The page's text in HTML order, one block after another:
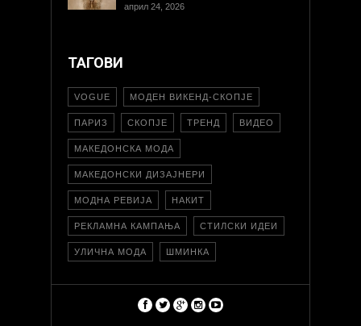
април 24, 2026
ТАГОВИ
VOGUE МОДЕН ВИКЕНД-СКОПЈЕ
ПАРИЗ СКОПЈЕ ТРЕНД ВИДЕО
МАКЕДОНСКА МОДА
МАКЕДОНСКИ ДИЗАЈНЕРИ
МОДНА РЕВИЈА НАКИТ
РЕКЛАМНА КАМПАЊА СТИЛСКИ ИДЕИ
УЛИЧНА МОДА ШМИНКА